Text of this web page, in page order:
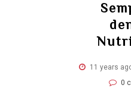
11 years
0